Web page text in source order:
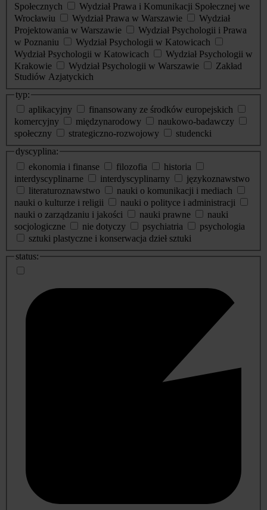
Społecznych
Wydział Prawa i Komunikacji Społecznej we
Wrocławiu
Wydział Prawa w Warszawie
Wydział
Projektowania w Warszawie
Wydział Psychologii i Prawa
w Poznaniu
Wydział Psychologii w Katowicach
Wydział Psychologii w Katowicach
Wydział Psychologii w
Krakowie
Wydział Psychologii w Warszawie
Zakład
Studiów Azjatyckich
typ:
aplikacyjny
finansowany ze środków europejskich
komercyjny
międzynarodowy
naukowo-badawczy
społeczny
strategiczno-rozwojowy
studencki
dyscyplina:
ekonomia i finanse
filozofia
historia
interdyscyplinarne
interdyscyplinarny
językoznawstwo
literaturoznawstwo
nauki o komunikacji i mediach
nauki o kulturze i religii
nauki o polityce i administracji
nauki o zarządzaniu i jakości
nauki prawne
nauki
socjologiczne
nie dotyczy psychiatria
psychologia
sztuki plastyczne i konserwacja dzieł sztuki
status: